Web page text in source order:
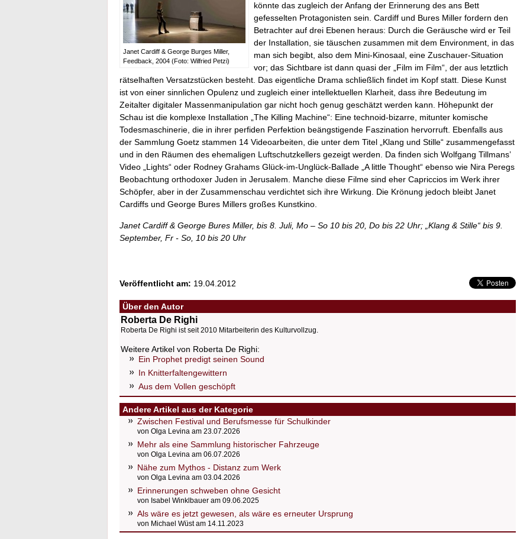
Janet Cardiff & George Burges Miller,
Feedback, 2004 (Foto: Wilfried Petzi)
könnte das zugleich der Anfang der Erinnerung des ans Bett
gefesselten Protagonisten sein. Cardiff und Bures Miller fordern den
Betrachter auf drei Ebenen heraus: Durch die Geräusche wird er Teil
der Installation, sie täuschen zusammen mit dem Environment, in das
man sich begibt, also dem Mini-Kinosaal, eine Zuschauer-Situation
vor; das Sichtbare ist dann quasi der „Film im Film“, der aus letztlich
rätselhaften Versatzstücken besteht. Das eigentliche Drama schließlich findet im Kopf statt. Diese Kunst
ist von einer sinnlichen Opulenz und zugleich einer intellektuellen Klarheit, dass ihre Bedeutung im
Zeitalter digitaler Massenmanipulation gar nicht hoch genug geschätzt werden kann. Höhepunkt der
Schau ist die komplexe Installation „The Killing Machine“: Eine technoid-bizarre, mitunter komische
Todesmaschinerie, die in ihrer perfiden Perfektion beängstigende Faszination hervorruft. Ebenfalls aus
der Sammlung Goetz stammen 14 Videoarbeiten, die unter dem Titel „Klang und Stille“ zusammengefasst
und in den Räumen des ehemaligen Luftschutzkellers gezeigt werden. Da finden sich Wolfgang Tillmans’
Video „Lights“ oder Rodney Grahams Glück-im-Unglück-Ballade „A little Thought“ ebenso wie Nira Peregs
Beobachtung orthodoxer Juden in Jerusalem. Manche diese Filme sind eher Capriccios im Werk ihrer
Schöpfer, aber in der Zusammenschau verdichtet sich ihre Wirkung. Die Krönung jedoch bleibt Janet
Cardiffs und George Bures Millers großes Kunstkino.
Janet Cardiff & George Bures Miller, bis 8. Juli, Mo – So 10 bis 20, Do bis 22 Uhr; „Klang & Stille“ bis 9.
September, Fr - So, 10 bis 20 Uhr
Veröffentlicht am: 19.04.2012
Über den Autor
Roberta De Righi
Roberta De Righi ist seit 2010 Mitarbeiterin des Kulturvollzug.
Weitere Artikel von Roberta De Righi:
Ein Prophet predigt seinen Sound
In Knitterfaltengewittern
Aus dem Vollen geschöpft
Andere Artikel aus der Kategorie
Zwischen Festival und Berufsmesse für Schulkinder
von Olga Levina am 23.07.2026
Mehr als eine Sammlung historischer Fahrzeuge
von Olga Levina am 06.07.2026
Nähe zum Mythos - Distanz zum Werk
von Olga Levina am 03.04.2026
Erinnerungen schweben ohne Gesicht
von Isabel Winklbauer am 09.06.2025
Als wäre es jetzt gewesen, als wäre es erneuter Ursprung
von Michael Wüst am 14.11.2023